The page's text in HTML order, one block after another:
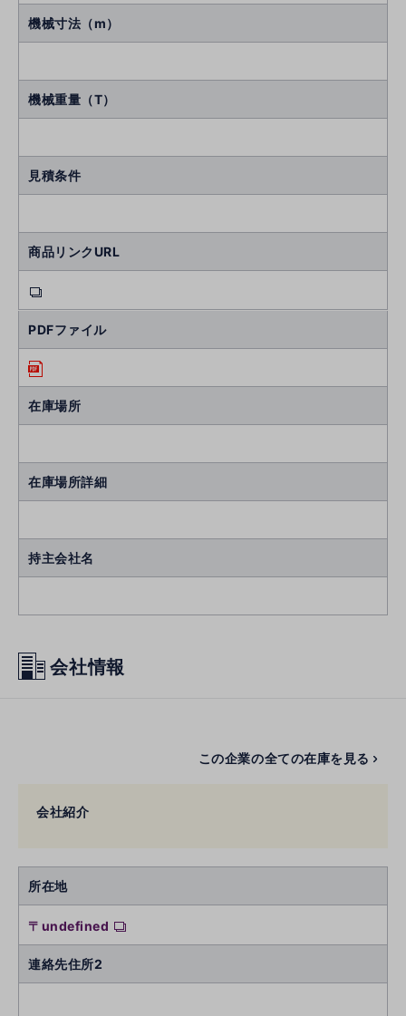
機械寸法（m）
機械重量（T）
見積条件
商品リンクURL
PDFファイル
在庫場所
在庫場所詳細
持主会社名
会社情報
この企業の全ての在庫を見る
会社紹介
所在地
〒undefined
連絡先住所2